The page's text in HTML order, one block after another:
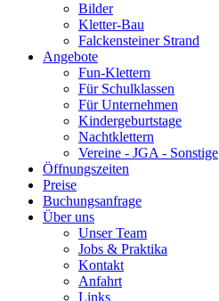
Bilder
Kletter-Bau
Falckensteiner Strand
Angebote
Fun-Klettern
Für Schulklassen
Für Unternehmen
Kindergeburtstage
Nachtklettern
Vereine - JGA - Sonstige
Öffnungszeiten
Preise
Buchungsanfrage
Über uns
Unser Team
Jobs & Praktika
Kontakt
Anfahrt
Links